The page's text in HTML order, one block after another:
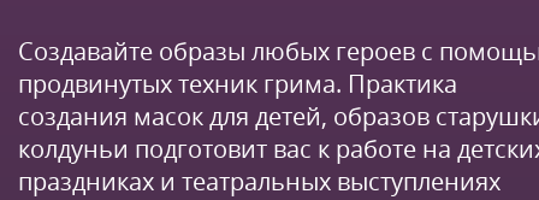
Создавайте образы любых героев с
продвинутых техник грима. Практика
создания масок для детей, образов
колдуньи подготовит вас к работе на
праздниках и театральных выступлениях